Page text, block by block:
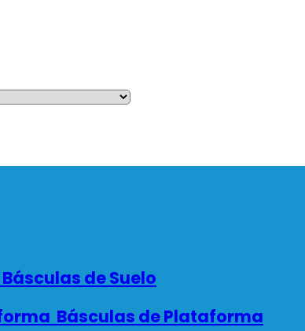
Básculas de Suelo
Básculas de Plataforma